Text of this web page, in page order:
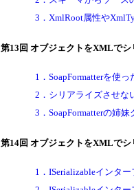
3．XmlRoot属性や
第13回 オブジェクトをXMLで
1．SoapFormatterを使
2．シリアライズさせな
3．SoapFormatterの姉
第14回 オブジェクトをXMLで
1．ISerializableインタ